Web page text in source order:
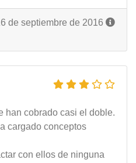
de septiembre de 2016
han cobrado casi el doble.
cargado conceptos
con ellos de ninguna